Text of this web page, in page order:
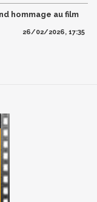
hommage au film
26/02/2026, 17:35